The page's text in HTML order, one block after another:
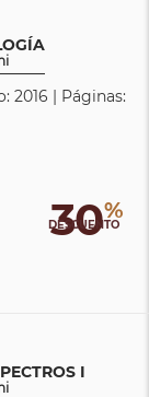
2016 | Páginas:
30%
DESCUENTO
I